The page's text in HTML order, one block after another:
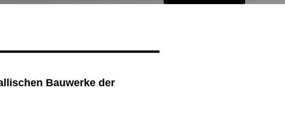
Bauwerke der